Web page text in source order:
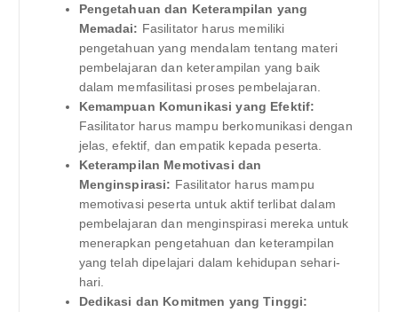
Pengetahuan dan Keterampilan yang
Memadai: Fasilitator harus memiliki
pengetahuan yang mendalam tentang materi
pembelajaran dan keterampilan yang baik
dalam memfasilitasi proses pembelajaran.
Kemampuan Komunikasi yang Efektif:
Fasilitator harus mampu berkomunikasi dengan
jelas, efektif, dan empatik kepada peserta.
Keterampilan Memotivasi dan
Menginspirasi: Fasilitator harus mampu
memotivasi peserta untuk aktif terlibat dalam
pembelajaran dan menginspirasi mereka untuk
menerapkan pengetahuan dan keterampilan
yang telah dipelajari dalam kehidupan sehari-
hari.
Dedikasi dan Komitmen yang Tinggi: